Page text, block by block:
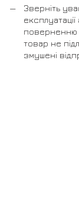
Зверніть
поверненню
товар не
змушені